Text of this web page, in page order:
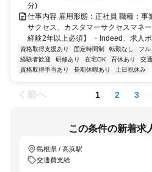
分)
仕事内容 雇用形態：正社員 職種：事
サクセス、カスタマーサクセスマネ
経験2年以上必須】 ・Indeed、求人
資格取得支援あり 固定時間制 転勤なし フル
経験者歓迎
研修あり 在宅OK 育休あり 交
資格取得手当あり
長期休暇あり 土日祝休み
前へ 1 2 3
この条件の新着求
島根県 / 高浜駅
交通費支給